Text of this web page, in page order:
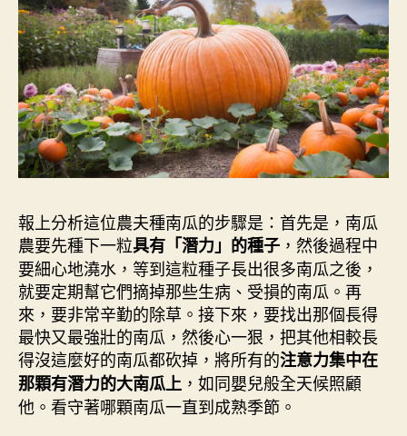
報上分析這位農夫種南瓜的步驟是：首先是，南瓜
農要先種下一粒具有「潛力」的種子 ，然後過程中
要細心地澆水，等到這粒種子長出很多南瓜之後，
就要定期幫它們摘掉那些生病、受損的南瓜。再
來，要非常辛勤的除草。接下來，要找出那個長得
最快又最強壯的南瓜，然後心一狠，把其他相較長
得沒這麼好的南瓜都砍掉，將所有的注意力集中在
那顆有潛力的大南瓜上 ，如同嬰兒般全天候照顧
他。看守著哪顆南瓜一直到成熟季節。